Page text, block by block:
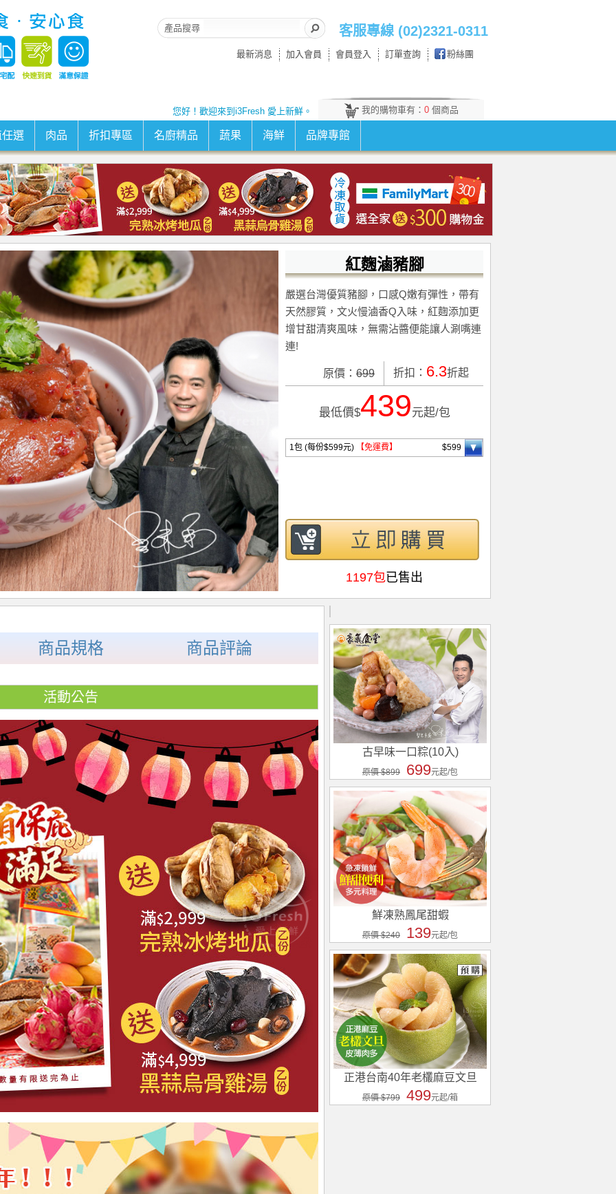
客服專線 (02)2321-0311
產品搜尋
最新消息 加入會員 會員登入 訂單查詢 粉絲團
您好！歡迎來到i3Fresh 愛上新鮮。 我的購物車有： 0 個商品
選 肉品 折扣專區 名廚精品 蔬果 海鮮 品牌專館
紅麴滷豬腳
嚴選台灣優質豬腳，口感Q嫩有彈性，帶有
天然膠質，文火慢滷香Q入味，紅麴添加更
增甘甜清爽風味，無需沾醬便能讓人涮嘴連
連!
原價： 699 折扣： 6.3折起
最低價$439元起/包
1包 (每份$599元) 【免運費】 $599
1197包已售出
商品規格 商品評論
活動公告
古早味一口粽(10入)
原價 $899 699元起/包
鮮凍熟鳳尾甜蝦
原價 $240 139元起/包
正港台南40年老欉麻豆文旦
原價 $799 499元起/箱